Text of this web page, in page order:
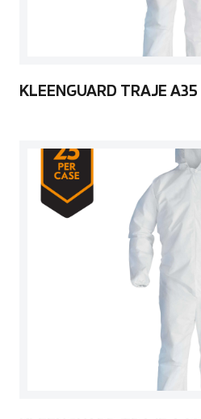
KLEENGUARD TRAJE A35